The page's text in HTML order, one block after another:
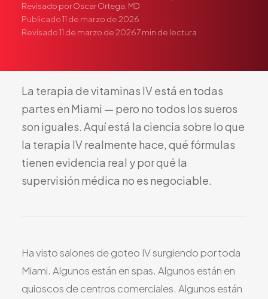
Salud del Adolescente
Salud de la Mujer
Pruebas Genéticas
Pérdida de Peso
Terapia con Péptidos
Inyecciones Articulares
Todos los Servicios
Revisado porOscar Ortega, MD
Publicado11 de marzo de 2026
Revisado11 de marzo de 20267min de lectura
La terapia devitaminas IVestá en todas
partes en Miami — pero no todos los sueros
son iguales. Aquíestá la ciencia sobre loque
la terapia IVrealmente hace, qué fórmulas
tienen evidencia real yporqué la
supervisión médica no es negociable.
Ha visto salones de goteo IV surgiendo por toda
Miami. Algunos están en spas. Algunos están en
quioscos de centros comerciales. Algunos están